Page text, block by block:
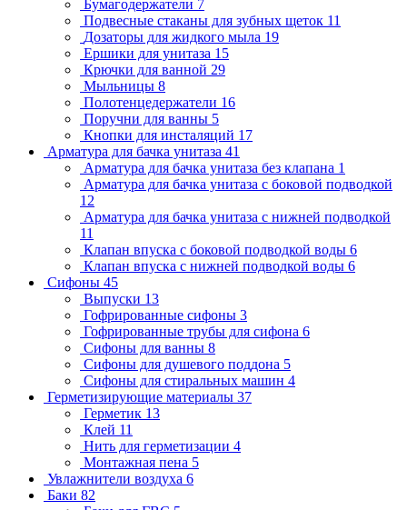
Бумагодержатели 7
Подвесные стаканы для зубных щеток 11
Дозаторы для жидкого мыла 19
Ершики для унитаза 15
Крючки для ванной 29
Мыльницы 8
Полотенцедержатели 16
Поручни для ванны 5
Кнопки для инсталяций 17
Арматура для бачка унитаза 41
Арматура для бачка унитаза без клапана 1
Арматура для бачка унитаза с боковой подводкой
12
Арматура для бачка унитаза с нижней подводкой
11
Клапан впуска с боковой подводкой воды 6
Клапан впуска с нижней подводкой воды 6
Сифоны 45
Выпуски 13
Гофрированные сифоны 3
Гофрированные трубы для сифона 6
Сифоны для ванны 8
Сифоны для душевого поддона 5
Сифоны для стиральных машин 4
Герметизирующие материалы 37
Герметик 13
Клей 11
Нить для герметизации 4
Монтажная пена 5
Увлажнители воздуха 6
Баки 82